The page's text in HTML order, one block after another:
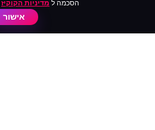
הסכמה ל מדיניות הקוקיז
אישור